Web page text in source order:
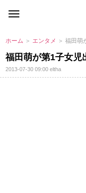
ホーム ＞ エンタメ ＞ 福田
福田萌が第1子女
2013-07-30 09:00eltha